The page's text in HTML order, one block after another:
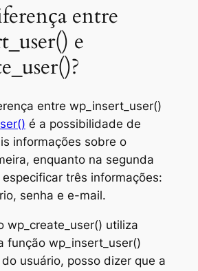
entre
e
entre wp_insert_user()
é a possibilidade de
informações sobre o
enquanto na segunda
três informações:
senha e e-mail.
wp_create_user() utiliza
função wp_insert_user()
usuário, posso dizer que a